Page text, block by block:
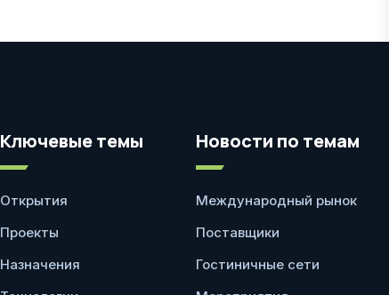
Ключевые темы
Открытия
Проекты
Назначения
Новости по темам
Международный рынок
Поставщики
Гостиничные сети